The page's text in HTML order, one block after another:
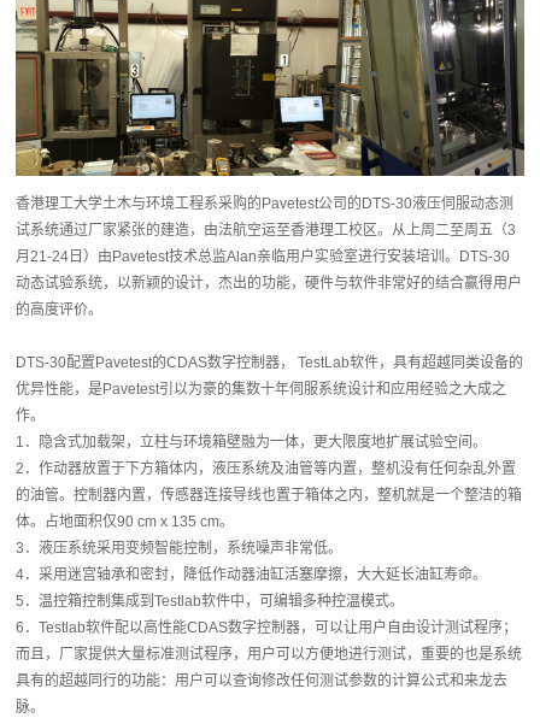
香港理工大学土木与环境工程系采购的Pavetest公司的DTS-30液压伺服动态测
试系统通过厂家紧张的建造，由法航空运至香港理工校区。从上周二至周五（3
月21-24日）由Pavetest技术总监Alan亲临用户实验室进行安装培训。DTS-30
动态试验系统，以新颖的设计，杰出的功能，硬件与软件非常好的结合赢得用户
的高度评价。
DTS-30配置Pavetest的CDAS数字控制器， TestLab软件，具有超越同类设备的
优异性能，是Pavetest引以为豪的集数十年伺服系统设计和应用经验之大成之
作。
1．隐含式加载架，立柱与环境箱壁融为一体，更大限度地扩展试验空间。
2．作动器放置于下方箱体内，液压系统及油管等内置，整机没有任何杂乱外置
的油管。控制器内置，传感器连接导线也置于箱体之内，整机就是一个整洁的箱
体。占地面积仅90 cm x 135 cm。
3．液压系统采用变频智能控制，系统噪声非常低。
4．采用迷宫轴承和密封，降低作动器油缸活塞摩擦，大大延长油缸寿命。
5．温控箱控制集成到Testlab软件中，可编辑多种控温模式。
6．Testlab软件配以高性能CDAS数字控制器，可以让用户自由设计测试程序；
而且，厂家提供大量标准测试程序，用户可以方便地进行测试，重要的也是系统
具有的超越同行的功能：用户可以查询修改任何测试参数的计算公式和来龙去
脉。